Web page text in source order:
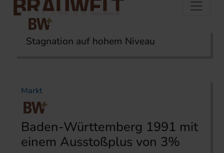
Startseite Themen Markt
Stagnation auf hohem Niveau
Markt
Baden-Württemberg 1991 mit
einem Ausstoßplus von 3%